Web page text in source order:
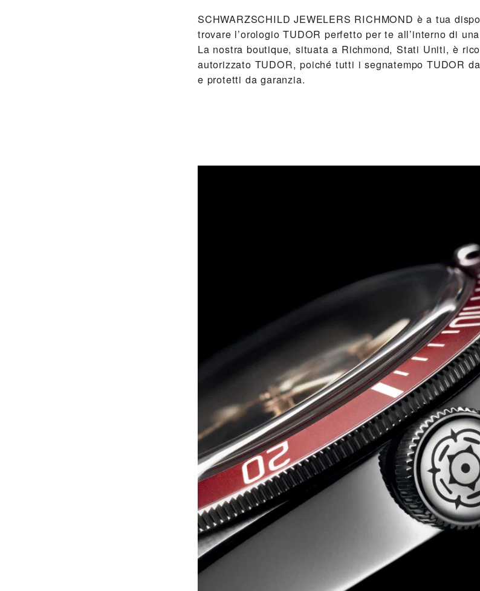
‭SCHWARZSCHILD JEWELERS RICHMOND‬ è a tua
trovare l’orologio TUDOR perfetto per te all’interno di
La nostra boutique, situata a Richmond, Stati Uniti, è
autorizzato TUDOR, poiché tutti i segnatempo TUDOR
e protetti da garanzia.